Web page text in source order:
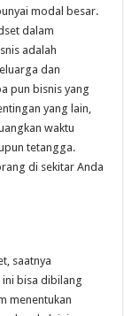
modal besar.
dalam
adalah
dan
pun bisnis yang
yang lain,
waktu
tetangga.
di sekitar Anda
saatnya
ini bisa dibilang
menentukan